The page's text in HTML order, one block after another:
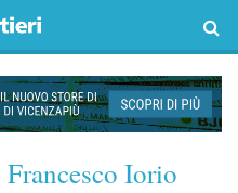
Francesco Iorio